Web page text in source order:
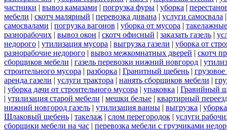
частники | вывоз камазами | погрузка фуры | уборка |
мебели | скотч малярный | перевозка дивана | услуги самосвала
самосвалами | погрузка вагонов | уборка от мусора |
разнорабочих | вывоз окон | скотч офисный | заказать газель |
недорого | утилизация мусора | выгрузка газели | уборка от
разнорабочие недорого | вывоз межкомнатных дверей | скотч
сборщиков мебели | газель перевозки нижний новгород |
строительного мусора | разборка | Гранитный щебень | грузовое
аренда газели | услуги трактора | нанять сборщиков мебели |
| уборка дачи от строительного мусора | упаковка | Гравийный
| утилизация старой мебели | мешки белые | квартирный
нижний новгород газель | утилизация ванны | выгрузка |
Шлаковый щебень | такелаж | слом перегородок | услуги
сборщики мебели на час | перевозка мебели с грузчиками